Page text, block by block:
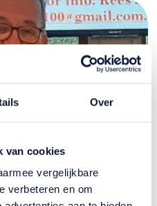
Over
van cookies
vergelijkbare
verbeteren en om